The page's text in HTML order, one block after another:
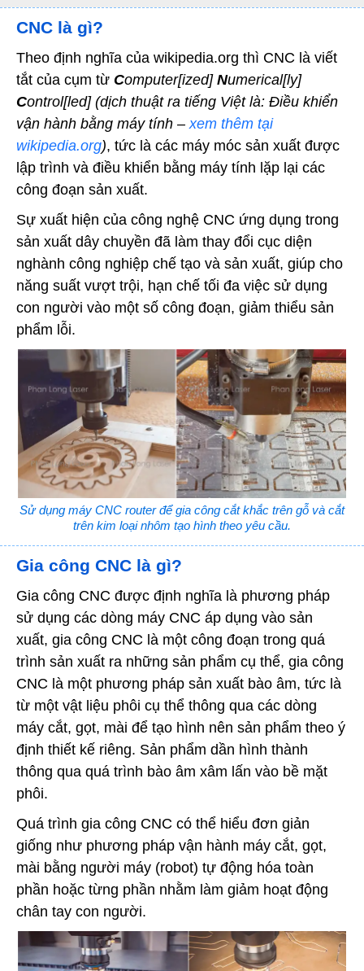
CNC là gì?
Theo định nghĩa của wikipedia.org thì CNC là viết
tắt của cụm từ Computer[ized] Numerical[ly]
Control[led] (dịch thuật ra tiếng Việt là: Điều khiển
vận hành bằng máy tính – xem thêm tại
wikipedia.org), tức là các máy móc sản xuất được
lập trình và điều khiển bằng máy tính lặp lại các
công đoạn sản xuất.
Sự xuất hiện của công nghệ CNC ứng dụng trong
sản xuất dây chuyền đã làm thay đổi cục diện
nghành công nghiệp chế tạo và sản xuất, giúp cho
năng suất vượt trội, hạn chế tối đa việc sử dụng
con người vào một số công đoạn, giảm thiểu sản
phẩm lỗi.
Sử dụng máy CNC router để gia công cắt khắc trên gỗ và cắt
trên kim loại nhôm tạo hình theo yêu cầu.
Gia công CNC là gì?
Gia công CNC được định nghĩa là phương pháp
sử dụng các dòng máy CNC áp dụng vào sản
xuất, gia công CNC là một công đoạn trong quá
trình sản xuất ra những sản phẩm cụ thể, gia công
CNC là một phương pháp sản xuất bào âm, tức là
từ một vật liệu phôi cụ thể thông qua các dòng
máy cắt, gọt, mài để tạo hình nên sản phẩm theo ý
định thiết kế riêng. Sản phẩm dần hình thành
thông qua quá trình bào âm xâm lấn vào bề mặt
phôi.
Quá trình gia công CNC có thể hiểu đơn giản
giống như phương pháp vận hành máy cắt, gọt,
mài bằng người máy (robot) tự động hóa toàn
phần hoặc từng phần nhằm làm giảm hoạt động
chân tay con người.